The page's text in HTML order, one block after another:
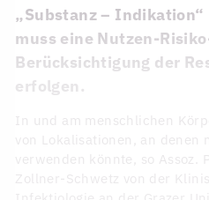
„Substanz – Indikation“
muss eine Nutzen-
Berücksichtigung der
erfolgen.
In und am menschlichen
von Lokalisationen, an denen
verwenden könnte, so Assoz.